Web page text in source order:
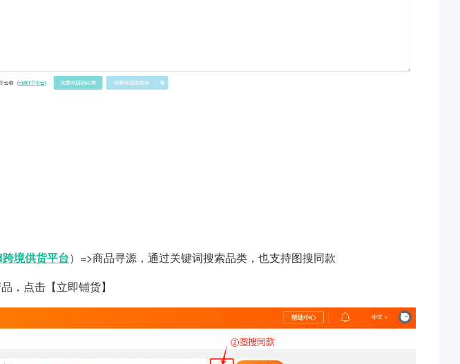
境供货平台）=>商品寻源，通过关键词搜索品类，也支持图搜同款
，点击【立即铺货】